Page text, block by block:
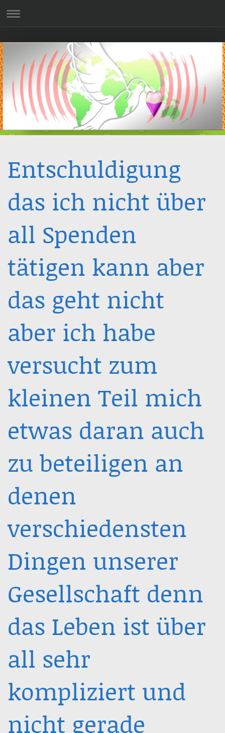
Entschuldigung
das ich nicht über
all Spenden
tätigen kann aber
das geht nicht
aber ich habe
versucht zum
kleinen Teil mich
etwas daran auch
zu beteiligen an
denen
verschiedensten
Dingen unserer
Gesellschaft denn
das Leben ist über
all sehr
kompliziert und
nicht gerade